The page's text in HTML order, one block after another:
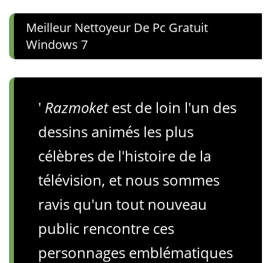
Meilleur Nettoyeur De Pc Gratuit
Windows 7
' Razmoketest de loin l'un des
dessins animés les plus
célèbres de l'histoire de la
télévision, et nous sommes
ravis qu'un tout nouveau
public rencontre ces
personnages emblématiques